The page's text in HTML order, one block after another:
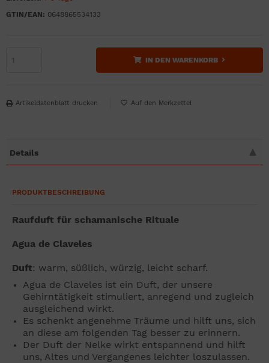
GTIN/EAN: 0648865534133
IN DEN WARENKORB
Artikeldatenblatt drucken
Details
PRODUKTBESCHREIBUNG
Raufduft für schamanische Rituale
Agua de Claveles
Duft: warm, süßlich, würzig, leicht scharf.
Agua de Claveles ist ein Duft, der unsere
Gehirntätigkeit stimuliert, anregend und zugleich
ausgleichend wirkt.
Es schenkt angenehme Träume und hilft uns, sich
an diese am folgenden Tag besser zu erinnern.
Der Duft der Nelke wirkt entspannend und hilft
uns, Altes und Vergangenes leichter loszulassen.